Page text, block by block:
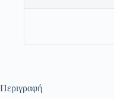
Περιγραφή